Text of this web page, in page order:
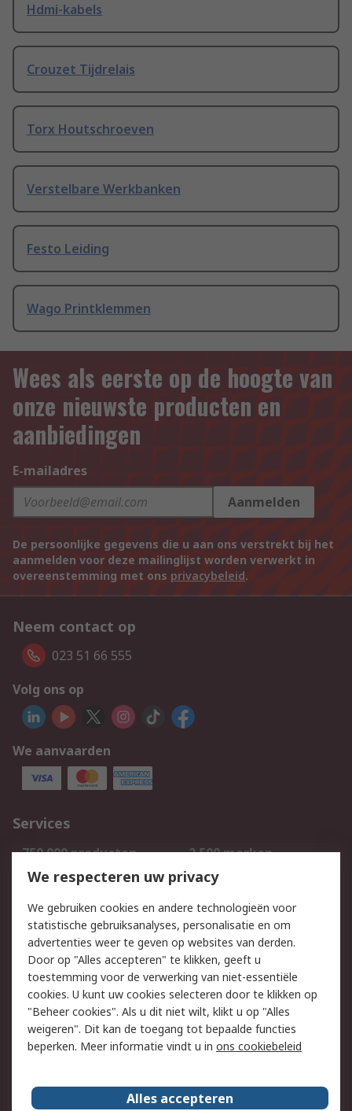
Hdmi-kabels
Crouzet Tijdrelais
Torx Houtschroeven
Verstelbare Werkbanken
Festo Leiding
Wago Printklemmen
Wees als eerste op de hoogte van
onze nieuwste producten en
aanbiedingen
E-mailadres
Aanmelden
De persoonlijke gegevens die u aan ons verstrekt bij het
aanmelden voor deze mailinglijst worden verwerkt in
overeenstemming met ons privacybeleid.
Neem contact op
023 51 66 555
Volg ons op
We aanvaarden
Services
750.000 producten
2.500 merken
Bestellen
Inkoopoplossingen
Track & Trace
Wettelijk
Cookiebeleid
Email veiligheid
Privacybeleid
Websitevoorwaarden
Algemene
verkoopvoorwaarden
Over RS
We respecteren uw privacy
We gebruiken cookies en andere technologieën voor
statistische gebruiksanalyses, personalisatie en om
advertenties weer te geven op websites van derden.
Door op "Alles accepteren" te klikken, geeft u
toestemming voor de verwerking van niet-essentiële
cookies. U kunt uw cookies selecteren door te klikken op
"Beheer cookies". Als u dit niet wilt, klikt u op "Alles
weigeren". Dit kan de toegang tot bepaalde functies
beperken. Meer informatie vindt u in ons cookiebeleid
Alles accepteren